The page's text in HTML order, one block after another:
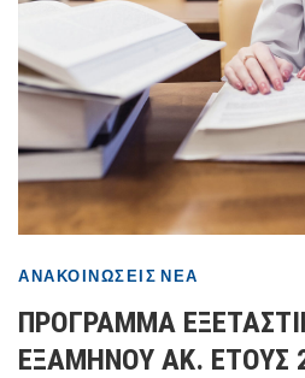
ΑΝΑΚΟΙΝΏΣΕΙΣ ΝΈΑ
ΠΡΟΓΡΑΜΜΑ
ΕΞΑΜΗΝΟΥ ΑΚ. ΕΤΟΥΣ